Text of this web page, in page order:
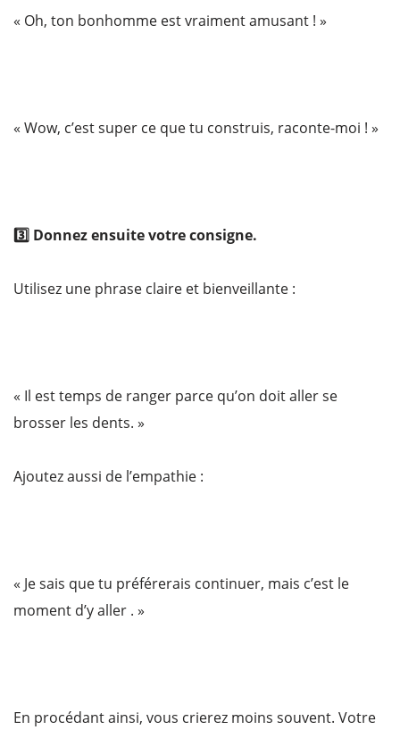
« Oh, ton bonhomme est vraiment amusant ! »
« Wow, c’est super ce que tu construis, raconte-moi ! »
3️⃣ Donnez ensuite votre consigne.
Utilisez une phrase claire et bienveillante :
« Il est temps de ranger parce qu’on doit aller se
brosser les dents. »
Ajoutez aussi de l’empathie :
« Je sais que tu préférerais continuer, mais c’est le
moment d’y aller . »
En procédant ainsi, vous crierez moins souvent. Votre